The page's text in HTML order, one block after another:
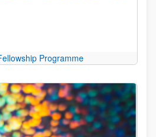
Programme